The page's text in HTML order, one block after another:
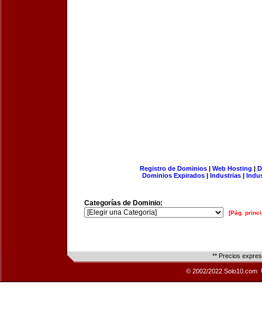
Registro de Dominios| Web Hosting |
Dominios Expirados | Industrias |
Categorías de Dominio:
[Pág.
** Precios
© 2002/2022 Solo10.com